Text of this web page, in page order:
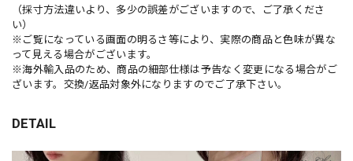
（採寸方法違いより、多少の誤差がございますので、ご了承くださ
い）
※ご覧になっている画面の明るさ等により、実際の商品と色味が異な
って見える場合がございます。
※海外輸入品のため、商品の細部仕様は予告なく変更になる場合がご
ざいます。交換/返品対象外になりますのでご了承下さい。
DETAIL